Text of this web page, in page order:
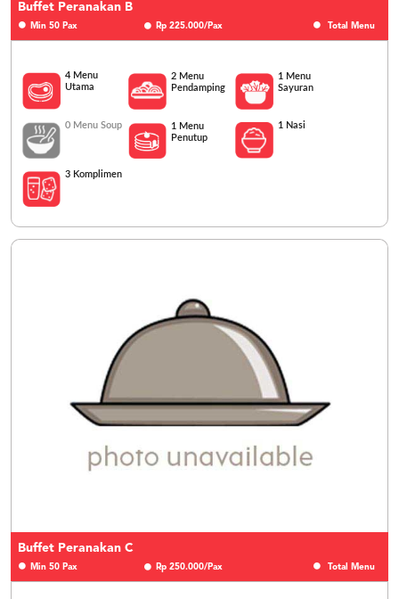
Buffet Peranakan B
Min 50 Pax Rp 225.000/Pax Total Menu
4 Menu
Utama
2 Menu
Pendamping
1 Menu
Sayuran
0 Menu Soup
1 Menu
Penutup
1 Nasi
3 Komplimen
Buffet Peranakan C
Min 50 Pax Rp 250.000/Pax Total Menu